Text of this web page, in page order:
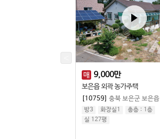
매 9,000만
보은읍 외곽 농가주택
[10759] 충북 보은군 보은읍
방3 화장실1 총층 : 1층
실 127평